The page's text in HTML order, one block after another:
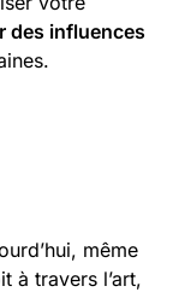
des influences
même
à travers l’art,